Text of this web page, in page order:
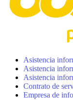
Asistencia
Asistencia
Asistencia
Contrato de
Empresa de